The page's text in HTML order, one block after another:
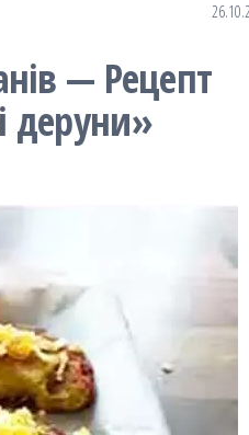
— Рецепт
деруни»